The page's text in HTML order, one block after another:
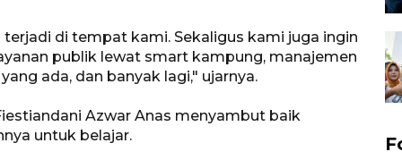
di tempat kami. Sekaligus kami juga ingin
publik lewat smart kampung, manajemen
ada, dan banyak lagi," ujarnya.
Azwar Anas menyambut baik
untuk belajar.Jurnalis bagikan bendera